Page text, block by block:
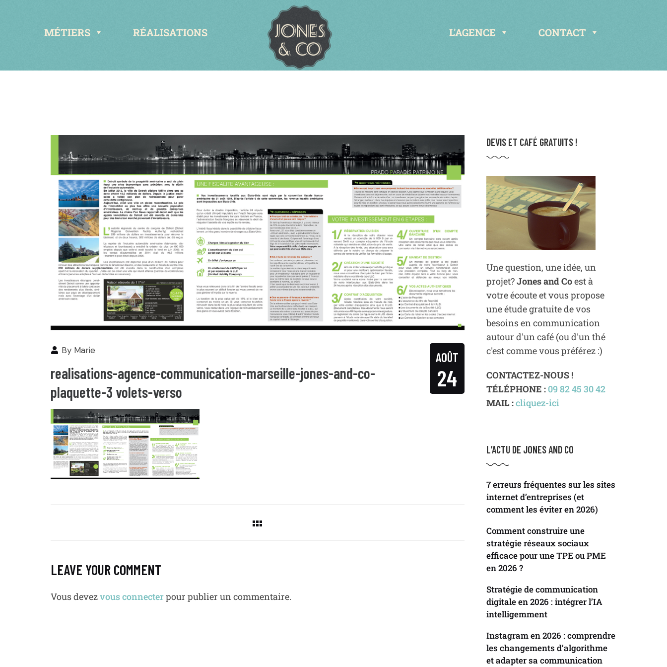
MÉTIERS RÉALISATIONS L'AGENCE CONTACT
By Marie AOÛT
24
realisations-agence-communication-marseille-jones-and-co-
plaquette-3 volets-verso
LEAVE YOUR COMMENT
Vous devezvous connecterpour publier un commentaire.
DEVIS ET CAFÉ GRATUITS !
Une question, une idée, un
projet?Jones and Coest à
votre écoute et vous propose
une étude gratuite de vos
besoins en communication
autour d'un café (ou d'un thé
c'est comme vous préférez :)
CONTACTEZ-NOUS !
TÉLÉPHONE : 09 82 45 30 42
MAIL :cliquez-ici
L’ACTU DE JONES AND CO
7 erreurs fréquentes sur les sites
internet d’entreprises (et
comment les éviter en 2026)
Comment construire une
stratégie réseaux sociaux
efficace pour une TPE ou PME
en 2026 ?
Stratégie de communication
digitale en 2026 : intégrer l’IA
intelligemment
Instagram en 2026 : comprendre
les changements d’algorithme
et adapter sa communication